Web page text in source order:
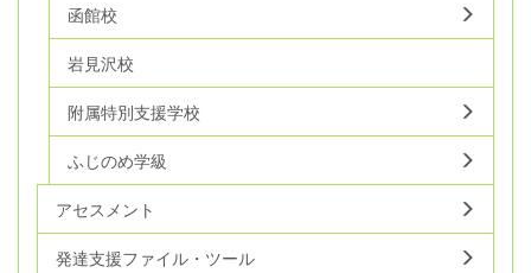
函館校
岩見沢校
附属特別支援学校
ふじのめ学級
アセスメント
発達支援ファイル・ツール